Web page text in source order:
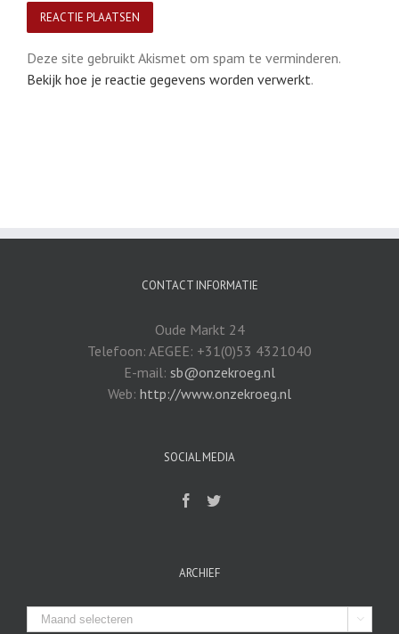
Deze site gebruikt Akismet om spam te verminderen.
Bekijk hoe je reactie gegevens worden verwerkt.
CONTACT INFORMATIE
Oude Markt 24
Telefoon: AEGEE: +31(0)53 4321040
E-mail: sb@onzekroeg.nl
Web: http://www.onzekroeg.nl
SOCIAL MEDIA
ARCHIEF
